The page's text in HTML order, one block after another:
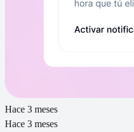
Hace 3 meses
Hace 3 meses